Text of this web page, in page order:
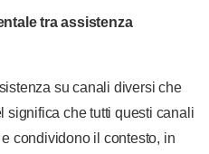
tra assistenza
su canali diversi che
significa che tutti questi canali
condividono il contesto, in